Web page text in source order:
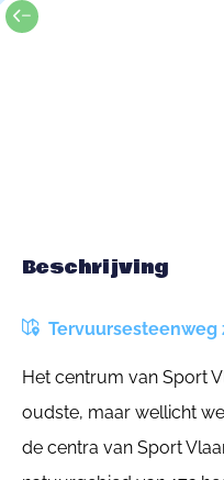
Beschrijving
Tervuursesteenweg
Het centrum van Sport
oudste, maar wellicht
de centra van Sport